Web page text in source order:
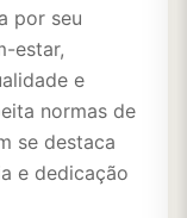
por seu
estar,
e
normas de
se destaca
e dedicação